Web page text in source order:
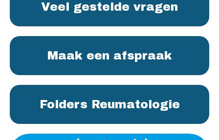
Veel gestelde vragen
Maak een afspraak
Folders Reumatologie